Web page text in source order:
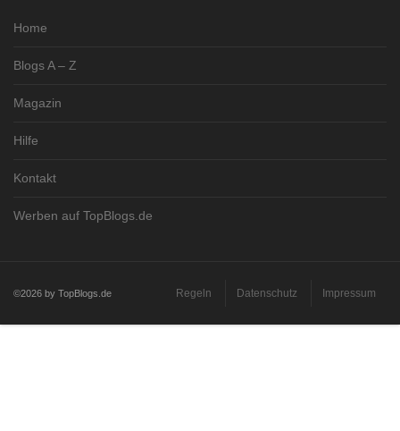
Home
Blogs A – Z
Magazin
Hilfe
Kontakt
Werben auf TopBlogs.de
©2026 by TopBlogs.de Regeln Datenschutz Impressum